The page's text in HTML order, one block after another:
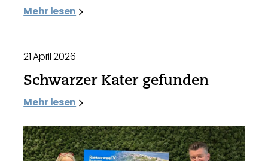
Mehr lesen
21 April 2026
Schwarzer Kater gefunden
Mehr lesen